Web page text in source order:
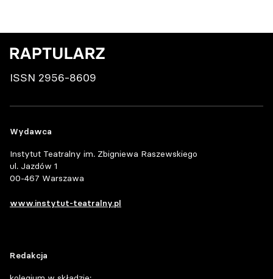
ISSN 2956-8609
Wydawca
Instytut Teatralny im. Zbigniewa Raszewskiego
ul. Jazdów 1
00-467 Warszawa
www.instytut-teatralny.pl
Redakcja